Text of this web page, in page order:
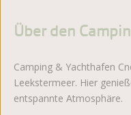
Über den
Camping & Yachthafen
Leekstermeer. Hier
entspannte Atmosphäre.